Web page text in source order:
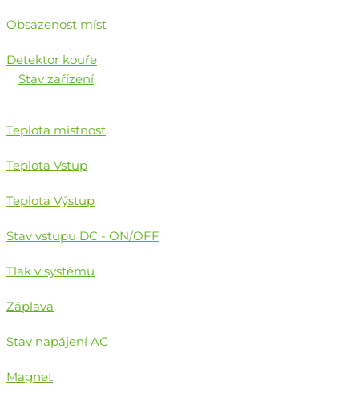
Obsazenost míst
Detektor kouře
Stav zařízení
Teplota místnost
Teplota Vstup
Teplota Výstup
Stav vstupu DC - ON/OFF
Tlak v systému
Záplava
Stav napájení AC
Magnet